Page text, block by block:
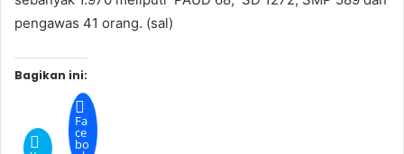
pengawas 41 orang. (sal)
Bagikan ini:
Fa
ce
bo